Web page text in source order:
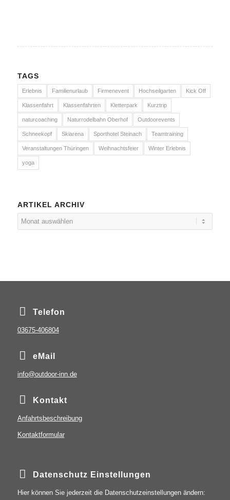
TAGS
Erlebnis Familienurlaub Firmenevent Hochseilgarten Kick Off
Klassenfahrt Klassenfahrten Kletterpark Kurztrip
naturcoaching Naturrodelbahn Oberhof Outdoorevents
Schneekopf Skiarena Sporthotel Steinach Teamtraining
Veranstaltungen Thüringen Weihnachtsfeier Winter Erlebnis
yoga
ARTIKEL ARCHIV
Telefon
03675-406804
eMail
info@outdoor-inn.de
Kontakt
Anfahrtsbeschreibung
Kontaktformular
Datenschutz Einstellungen
Hier können Sie jederzeit die Datenschutzeinstellungen ändern: